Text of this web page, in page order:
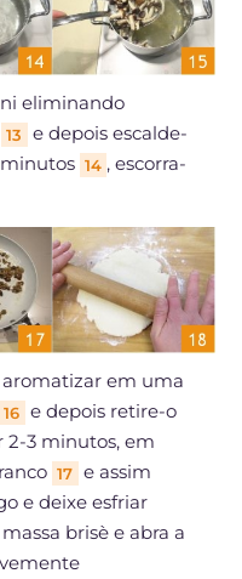
eliminando
13
e depois escalde-
14 , escorra-
aromatizar em uma
16 e depois retire-o
2-3 minutos, em
17 e assim
e deixe esfriar
brisè e abra a